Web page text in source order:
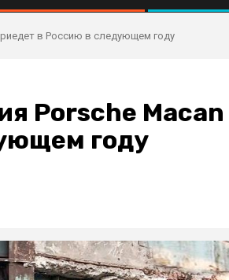
в Россию в следующем году
Porsche Macan
году